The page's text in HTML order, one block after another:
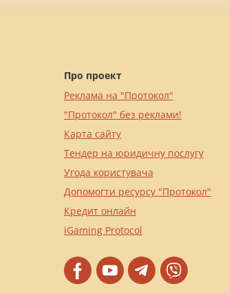
Про проект
Реклама на "Протокол"
"Протокол" без реклами!
Карта сайту
Тендер на юридичну послугу
Угода користувача
Допомогти ресурсу "Протокол"
Кредит онлайн
iGaming Protocol